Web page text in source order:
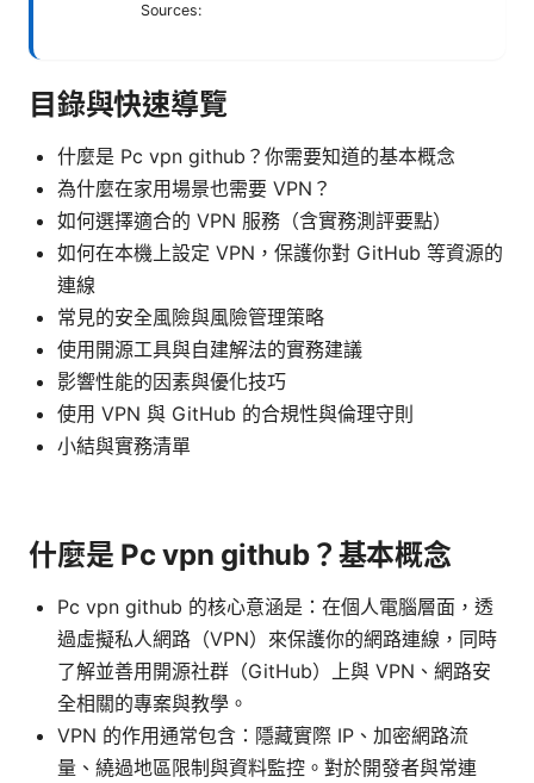
Sources:
目錄與快速導覽
什麼是 Pc vpn github？你需要知道的基本概念
為什麼在家用場景也需要 VPN？
如何選擇適合的 VPN 服務（含實務測評要點）
如何在本機上設定 VPN，保護你對 GitHub 等資源的
連線
常見的安全風險與風險管理策略
使用開源工具與自建解法的實務建議
影響性能的因素與優化技巧
使用 VPN 與 GitHub 的合規性與倫理守則
小結與實務清單
什麼是 Pc vpn github？基本概念
Pc vpn github 的核心意涵是：在個人電腦層面，透
過虛擬私人網路（VPN）來保護你的網路連線，同時
了解並善用開源社群（GitHub）上與 VPN、網路安
全相關的專案與教學。
VPN 的作用通常包含：隱藏實際 IP、加密網路流
量、繞過地區限制與資料監控。對於開發者與常連